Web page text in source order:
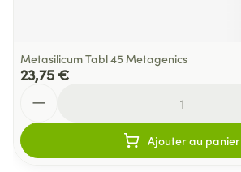
Metasilicum Tabl 45 Metagenics
23,75 €
Ajouter au panier